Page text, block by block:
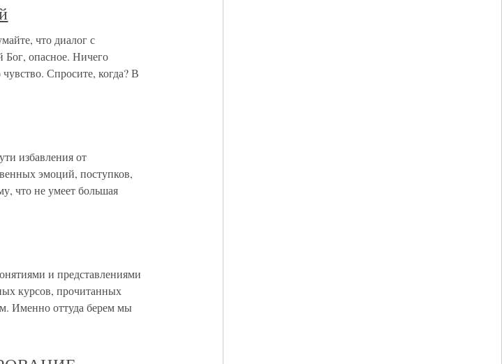
что диалог с
Бог, опасное. Ничего
Спросите, когда? В
избавления от
эмоций, поступков,
что не умеет большая
и представлениями
курсов, прочитанных
Именно оттуда берем мы